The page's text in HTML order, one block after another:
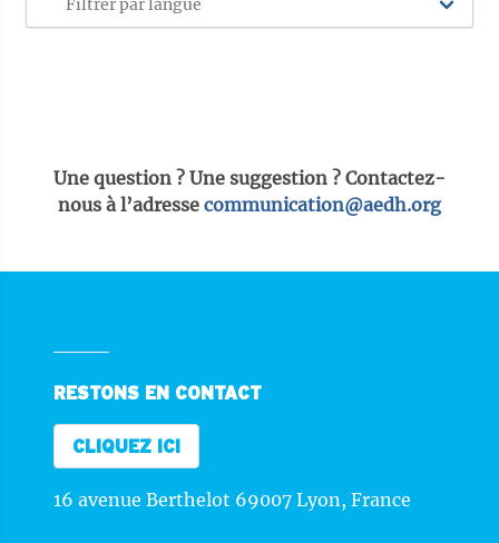
Une question ? Une suggestion ? Contactez-
nous à l’adresse communication@aedh.org
RESTONS EN CONTACT
CLIQUEZ ICI
16 avenue Berthelot 69007 Lyon, France